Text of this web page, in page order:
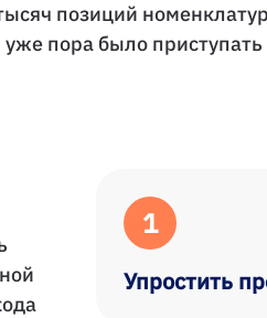
позиций
пора было
1
Упростить